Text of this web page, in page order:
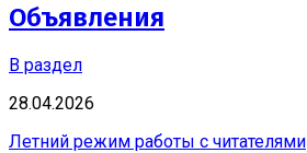
Объявления
В раздел
28.04.2026
Летний режим работы с читателями